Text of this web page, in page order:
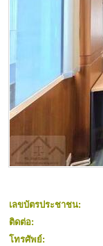
เลขบัตรประชาชน:
ติดต่อ:
โทรศัพย์: